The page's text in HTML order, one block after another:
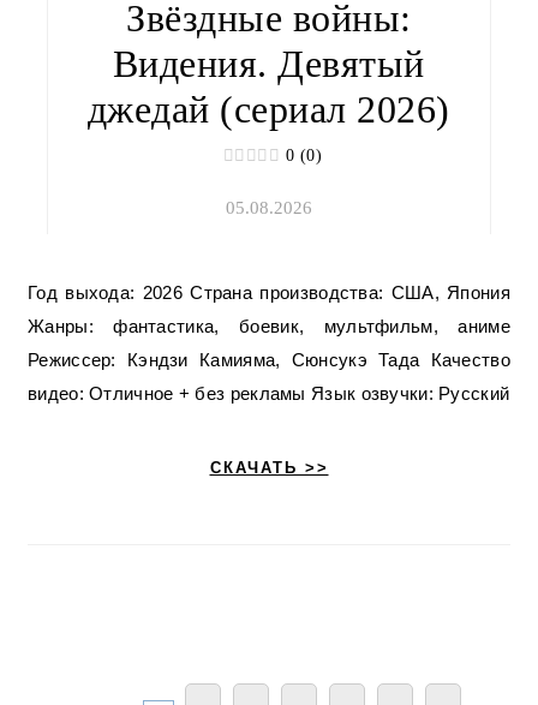
Звёздные войны:
Видения. Девятый
джедай (сериал 2026)
0 (0)
05.08.2026
Год выхода: 2026 Страна производства: США, Япония
Жанры: фантастика, боевик, мультфильм, аниме
Режиссер: Кэндзи Камияма, Сюнсукэ Тада Качество
видео: Отличное + без рекламы Язык озвучки: Русский
СКАЧАТЬ >>